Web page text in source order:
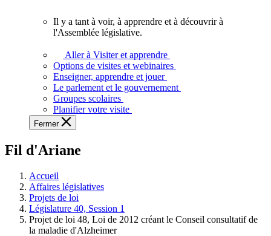
voir,
apprendre
et
à
à
législative.
Il y a tant à voir, à apprendre et à découvrir à
l'Assemblée législative.
Aller à Visiter et apprendre
Options de visites et webinaires
Enseigner, apprendre et jouer
Le parlement et le gouvernement
Groupes scolaires
Planifier votre visite
Fermer
Fil d'Ariane
Accueil
Affaires législatives
Projets de loi
Législature 40, Session 1
Projet de loi 48, Loi de 2012 créant le Conseil consultatif de
la maladie d'Alzheimer